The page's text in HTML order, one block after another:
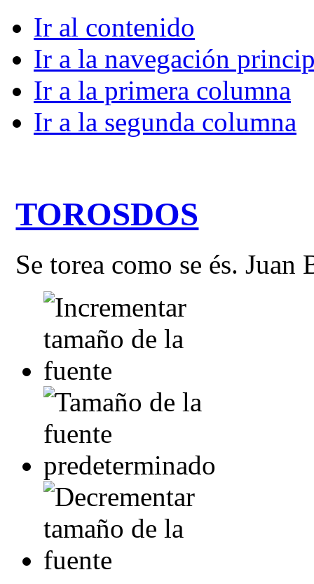
Ir al contenido
Ir a la navegación
Ir a la primera columna
Ir a la segunda columna
TOROSDOS
Se torea como se és. Juan